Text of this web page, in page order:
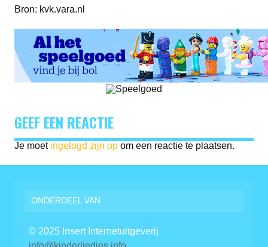
Bron: kvk.vara.nl
GEEF EEN REACTIE
Je moet ingelogd zijn op om een reactie te plaatsen.
ONDERDEEL VAN
© 2025 Insert Internetuitgeverij